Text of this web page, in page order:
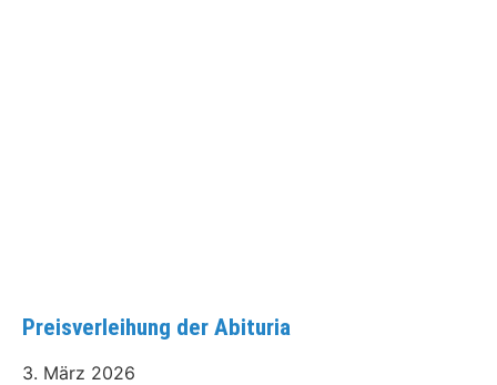
Preisverleihung der Abituria
3. März 2026